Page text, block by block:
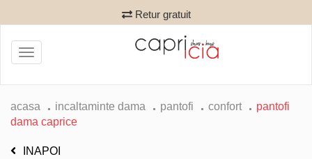
Retur gratuit
Toggle
navigation
acasa incaltaminte dama pantofi confort
pantofi
dama caprice
INAPOI